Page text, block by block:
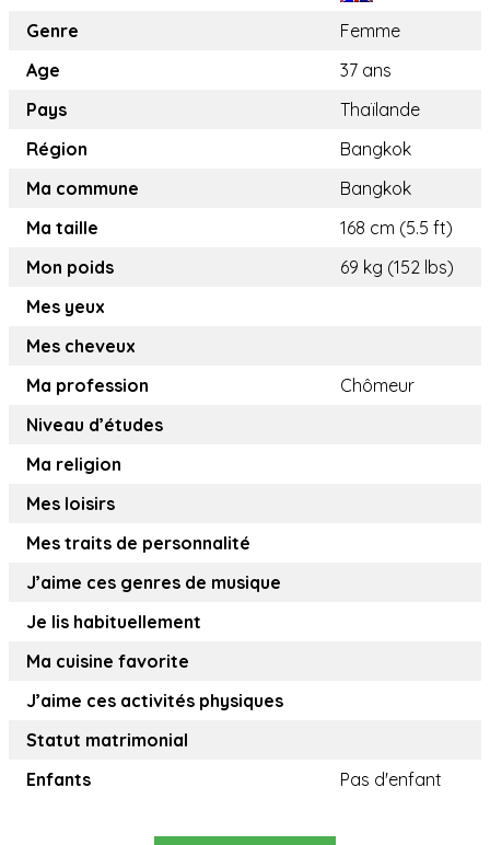
Genre
Femme
Age
37 ans
Pays
Thaïlande
Région
Bangkok
Ma commune
Bangkok
Ma taille
168 cm (5.5 ft)
Mon poids
69 kg (152 lbs)
Mes yeux
Mes cheveux
Ma profession
Chômeur
Niveau d’études
Ma religion
Mes loisirs
Mes traits de personnalité
J’aime ces genres de musique
Je lis habituellement
Ma cuisine favorite
J’aime ces activités physiques
Statut matrimonial
Enfants
Pas d'enfant